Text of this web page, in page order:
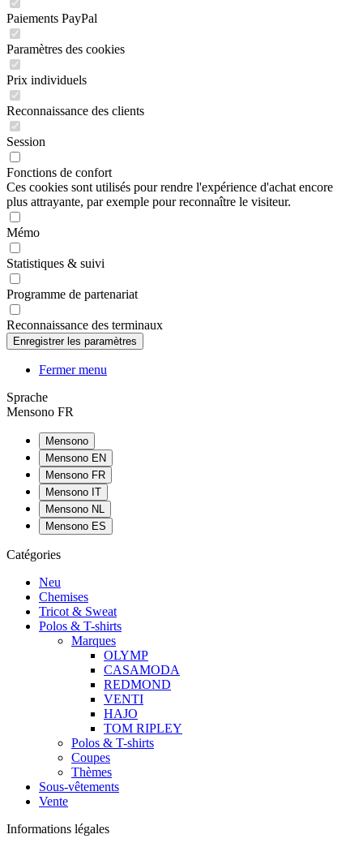
Paiements PayPal
Paramètres des cookies
Prix individuels
Reconnaissance des clients
Session
Fonctions de confort
Ces cookies sont utilisés pour rendre l'expérience d'achat encore
plus attrayante, par exemple pour reconnaître le visiteur.
Mémo
Statistiques & suivi
Programme de partenariat
Reconnaissance des terminaux
Fermer menu
Sprache
Mensono FR
Mensono
Mensono EN
Mensono FR
Mensono IT
Mensono NL
Mensono ES
Catégories
Neu
Chemises
Tricot & Sweat
Polos & T-shirts
Marques
OLYMP
CASAMODA
REDMOND
VENTI
HAJO
TOM RIPLEY
Polos & T-shirts
Coupes
Thèmes
Sous-vêtements
Vente
Informations légales